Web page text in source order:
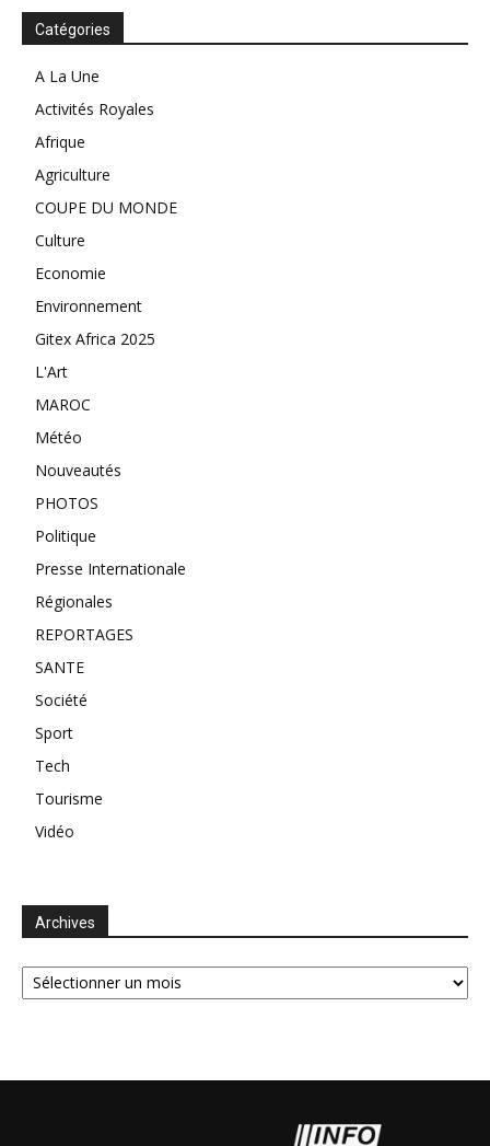
Catégories
A La Une
Activités Royales
Afrique
Agriculture
COUPE DU MONDE
Culture
Economie
Environnement
Gitex Africa 2025
L'Art
MAROC
Météo
Nouveautés
PHOTOS
Politique
Presse Internationale
Régionales
REPORTAGES
SANTE
Société
Sport
Tech
Tourisme
Vidéo
Archives
Archives